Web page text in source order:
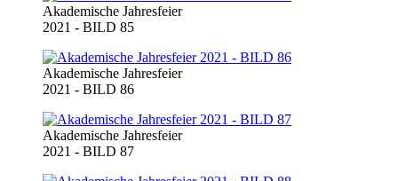
Akademische Jahresfeier
2021 - BILD 85
Akademische Jahresfeier
2021 - BILD 86
Akademische Jahresfeier
2021 - BILD 87